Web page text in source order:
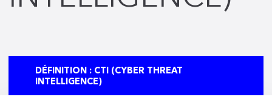
DÉFINITION : CTI (CYBER THREAT
INTELLIGENCE)